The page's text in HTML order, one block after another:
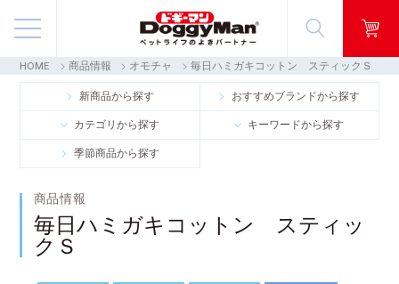
商品情報
映像ギャラリー
お客様窓口・Q＆A
HOME 商品情報 オモチャ 毎日ハミガキコットン スティックＳ
新商品から探す おすすめブランドから探す
カテゴリから探す キーワードから探す
季節商品から探す
商品情報
毎日ハミガキコットン スティッ
クＳ